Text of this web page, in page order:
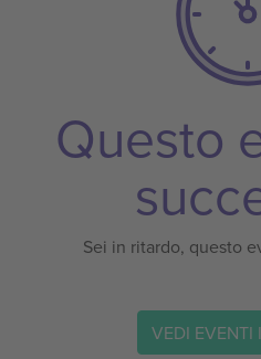
Questo
Sei in ritardo, questo
VEDI EVENTI